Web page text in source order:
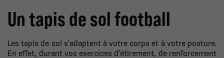
Un tapis de sol football
Les tapis de sol s'adaptent à votre corps et à votre posture.
En effet, durant vos exercices d'étirement, de renforcement